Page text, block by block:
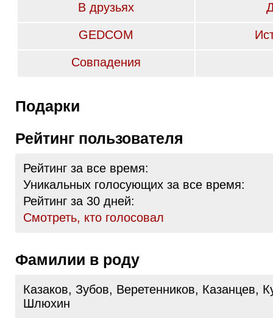
В друзьях
GEDCOM
Совпадения
Подарки
Рейтинг пользователя
Рейтинг за все время:
Уникальных голосующих за все время:
Рейтинг за 30 дней:
Cмотреть, кто голосовал
Фамилии в роду
Казаков, Зубов, Веретенников, Казанцев,
Шлюхин